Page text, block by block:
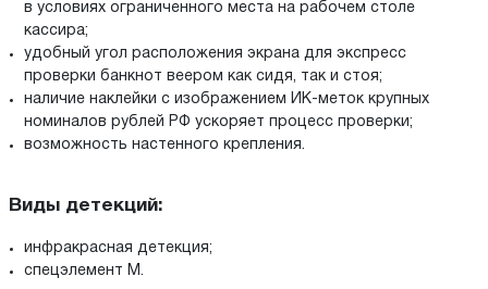
в условиях ограниченного места на рабочем столе
кассира;
удобный угол расположения экрана для экспресс
проверки банкнот веером как сидя, так и стоя;
наличие наклейки с изображением ИК-меток крупных
номиналов рублей РФ ускоряет процесс проверки;
возможность настенного крепления.
Виды детекций:
инфракрасная детекция;
спецэлемент М.